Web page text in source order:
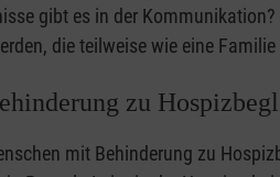
gibt es in der
die teilweise wie eine
zu
mit Behinderung zu